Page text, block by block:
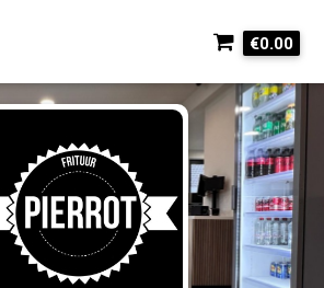
€0.00